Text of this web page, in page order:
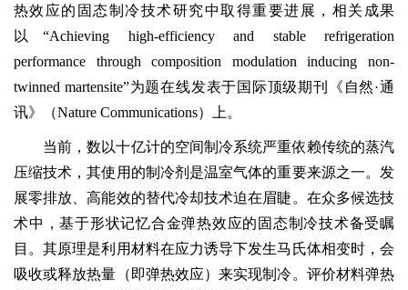
热效应的固态制冷技术研究中取得重要进展，相关成果
以“Achieving high-efficiency and stable refrigeration
performance through composition modulation inducing non-
twinned martensite”为题在线发表于国际顶级期刊《自然·通
讯》（Nature Communications）上。
当前，数以十亿计的空间制冷系统严重依赖传统的蒸汽
压缩技术，其使用的制冷剂是温室气体的重要来源之一。发
展零排放、高能效的替代冷却技术迫在眉睫。在众多候选技
术中，基于形状记忆合金弹热效应的固态制冷技术备受瞩
目。其原理是利用材料在应力诱导下发生马氏体相变时，会
吸收或释放热量（即弹热效应）来实现制冷。评价材料弹热